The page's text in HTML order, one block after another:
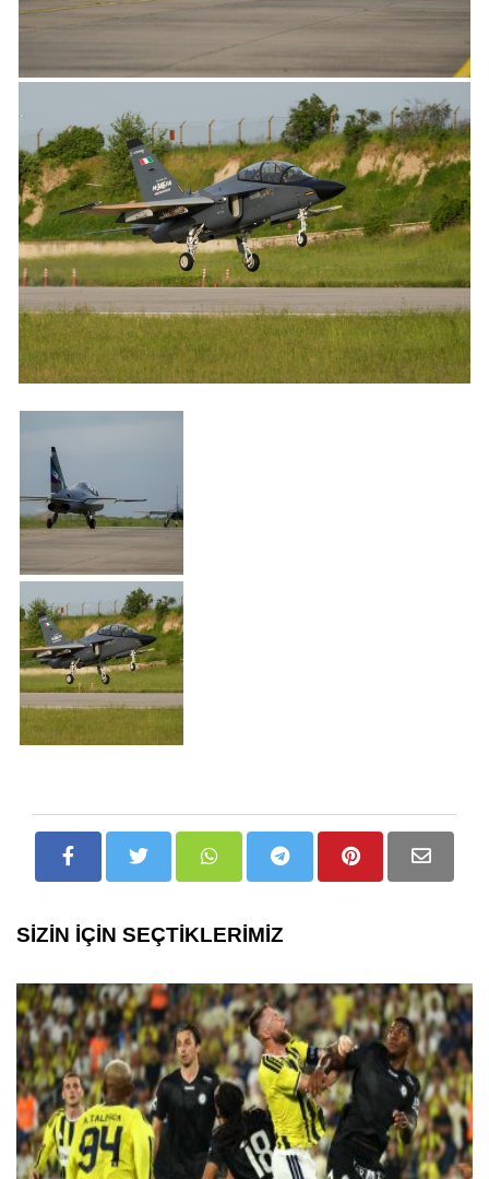
SİZİN İÇİN SEÇTİKLERİMİZ